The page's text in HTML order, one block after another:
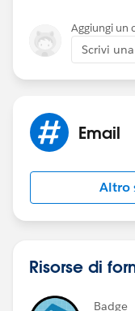
Aggiungi un
Scrivi
Email
Altro
Risorse di
Badge